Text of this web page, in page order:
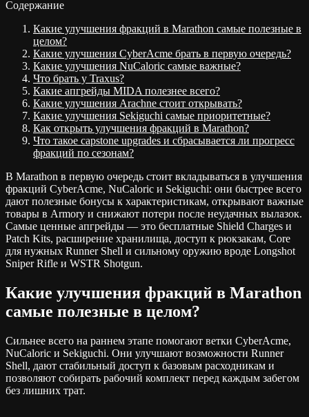
Содержание
Какие улучшения фракций в Marathon самые полезные в
целом?
Какие улучшения CyberAcme брать в первую очередь?
Какие улучшения NuCaloric самые важные?
Что брать у Traxus?
Какие апгрейды MIDA полезнее всего?
Какие улучшения Arachne стоит открывать?
Какие улучшения Sekiguchi самые приоритетные?
Как открыть улучшения фракций в Marathon?
Что такое capstone upgrades и сбрасывается ли прогресс
фракций по сезонам?
В Marathon в первую очередь стоит вкладываться в улучшения
фракций CyberAcme, NuCaloric и Sekiguchi: они быстрее всего
дают полезные бонусы к характеристикам, открывают важные
товары в Armory и снижают потери после неудачных вылазок.
Самые ценные апгрейды — это бесплатные Shield Charges и
Patch Kits, расширение хранилища, доступ к рюкзакам, Core
для нужных Runner Shell и сильному оружию вроде Longshot
Sniper Rifle и WSTR Shotgun.
Какие улучшения фракций в Marathon
самые полезные в целом?
Сильнее всего на раннем этапе помогают ветки CyberAcme,
NuCaloric и Sekiguchi. Они улучшают возможности Runner
Shell, дают стабильный доступ к базовым расходникам и
позволяют собирать рабочий комплект перед каждым забегом
без лишних трат.